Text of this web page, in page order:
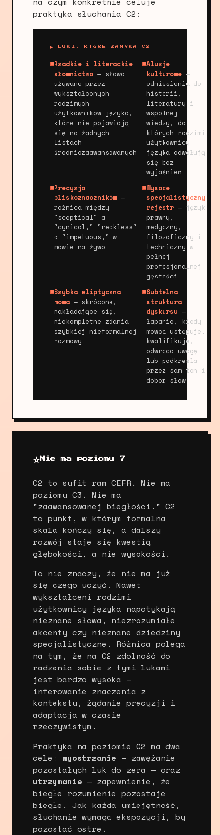
praktyka słuchania C2:
▶ LUKI, KTÓRE ZAMYKA C2
Rzadkie i literackie
słownictwo — słowa
używane przez
wykształconych
rodzimych
użytkowników języka,
które nie pojawiają
się na żadnych
listach
średniozaawansowanych
Aluzje
kulturowe —
odniesienia do
historii,
literatury i
wspólnej
wiedzy, do
których rodzimi
użytkownicy
języka odwołują
się bez
wyjaśnień
Precyzja
bliskoznaczników —
różnica między
"sceptical" a
"cynical," "reckless"
a "impetuous," w
mowie na żywo
Wysoce
specjalistyczny
rejestr — język
prawny,
medyczny,
filozoficzny i
techniczny w
pełnej
profesjonalnej
gęstości
Szybka eliptyczna
mowa — skrócone,
nakładające się,
niekompletne zdania
szybkiej nieformalnej
rozmowy
Subtelna
struktura
dyskursu —
łapanie, kiedy
mówca ustępuje,
kwalifikuje,
odwraca uwagę
lub podkreśla
przez sam ton i
dobór słów
⭐ Nie ma poziomu 7
C2 to sufit ram CEFR. Nie ma
poziomu C3. Nie ma
"zaawansowanej biegłości." C2
to punkt, w którym formalna
skala kończy się, a dalszy
rozwój staje się kwestią
głębokości, a nie wysokości.
To nie znaczy, że nie ma już
się czego uczyć. Nawet
wykształceni rodzimi
użytkownicy języka napotykają
nieznane słowa, niezrozumiałe
akcenty czy nieznane dziedziny
specjalistyczne. Różnica polega
na tym, że na C2 zdolność do
radzenia sobie z tymi lukami
jest bardzo wysoka —
inferowanie znaczenia z
kontekstu, żądanie precyzji i
adaptacja w czasie
rzeczywistym.
Praktyka na poziomie C2 ma dwa
cele: wyostrzanie — zawężanie
pozostałych luk do zera — oraz
utrzymanie — zapewnienie, że
biegłe rozumienie pozostaje
biegłe. Jak każda umiejętność,
słuchanie wymaga ekspozycji, by
pozostać ostre.